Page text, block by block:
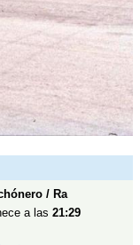
/ Ra
a las 21:29